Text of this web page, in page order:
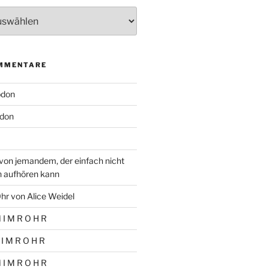
jemandem, der einfach nicht
aufhören kann
von Alice Weidel
I M R O H R
M R O H R
I M R O H R